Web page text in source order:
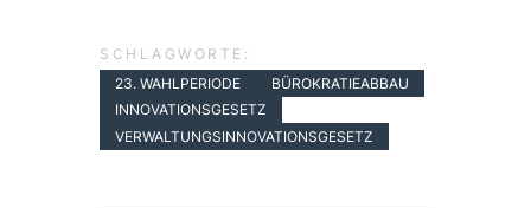
SCHLAGWORTE:
23. WAHLPERIODE
BÜROKRATIEABBAU
INNOVATIONSGESETZ
VERWALTUNGSINNOVATIONSGESETZ